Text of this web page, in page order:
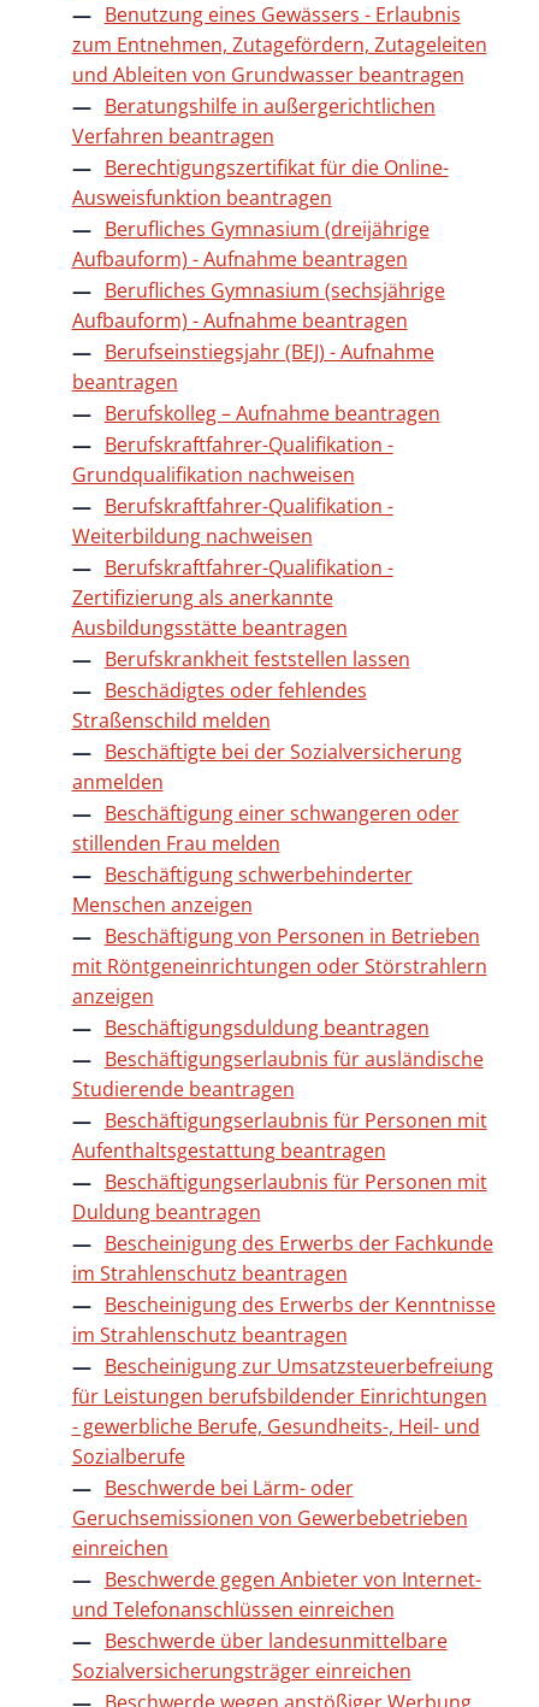
Benutzung eines Gewässers - Erlaubnis
zum Entnehmen, Zutagefördern, Zutageleiten
und Ableiten von Grundwasser beantragen
Beratungshilfe in außergerichtlichen
Verfahren beantragen
Berechtigungszertifikat für die Online-
Ausweisfunktion beantragen
Berufliches Gymnasium (dreijährige
Aufbauform) - Aufnahme beantragen
Berufliches Gymnasium (sechsjährige
Aufbauform) - Aufnahme beantragen
Berufseinstiegsjahr (BEJ) - Aufnahme
beantragen
Berufskolleg – Aufnahme beantragen
Berufskraftfahrer-Qualifikation -
Grundqualifikation nachweisen
Berufskraftfahrer-Qualifikation -
Weiterbildung nachweisen
Berufskraftfahrer-Qualifikation -
Zertifizierung als anerkannte
Ausbildungsstätte beantragen
Berufskrankheit feststellen lassen
Beschädigtes oder fehlendes
Straßenschild melden
Beschäftigte bei der Sozialversicherung
anmelden
Beschäftigung einer schwangeren oder
stillenden Frau melden
Beschäftigung schwerbehinderter
Menschen anzeigen
Beschäftigung von Personen in Betrieben
mit Röntgeneinrichtungen oder Störstrahlern
anzeigen
Beschäftigungsduldung beantragen
Beschäftigungserlaubnis für ausländische
Studierende beantragen
Beschäftigungserlaubnis für Personen mit
Aufenthaltsgestattung beantragen
Beschäftigungserlaubnis für Personen mit
Duldung beantragen
Bescheinigung des Erwerbs der Fachkunde
im Strahlenschutz beantragen
Bescheinigung des Erwerbs der Kenntnisse
im Strahlenschutz beantragen
Bescheinigung zur Umsatzsteuerbefreiung
für Leistungen berufsbildender Einrichtungen
- gewerbliche Berufe, Gesundheits-, Heil- und
Sozialberufe
Beschwerde bei Lärm- oder
Geruchsemissionen von Gewerbebetrieben
einreichen
Beschwerde gegen Anbieter von Internet-
und Telefonanschlüssen einreichen
Beschwerde über landesunmittelbare
Sozialversicherungsträger einreichen